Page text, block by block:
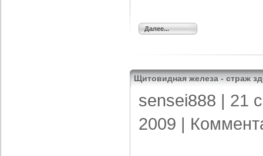
Далее...
Щитовидная железа - страж
sensei888 | 21
2009 |